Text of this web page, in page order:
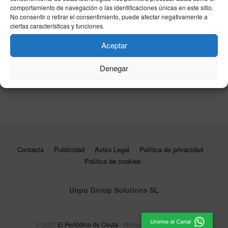
comportamiento de navegación o las identificaciones únicas en este sitio.
No consentir o retirar el consentimiento, puede afectar negativamente a
ciertas características y funciones.
Aceptar
Denegar
Open
24/04/2026
Rafa Jódar – Jesper de Jong: horario y dónde
ver el debut del madrileño en el Mutua Madrid
Contacta Publicidad Aviso Legal
Política de privacidad
Política de cookies
Unpu Group Solutions SL
© 2025 El Periódico de Ceuta - Medio de Comunicación